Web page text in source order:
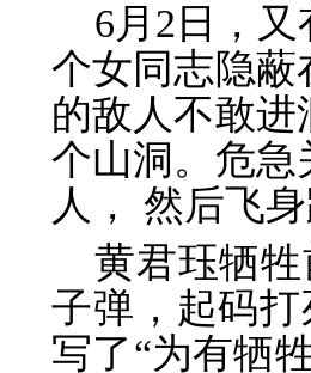
6月2日，
个女同志隐蔽
的敌人不敢
个山洞。危急
人， 然后飞
黄君珏牺
子弹，起码
写了“为有牺